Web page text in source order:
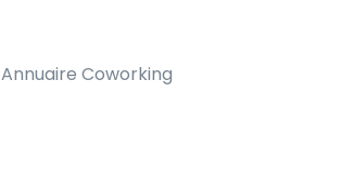
Annuaire Coworking